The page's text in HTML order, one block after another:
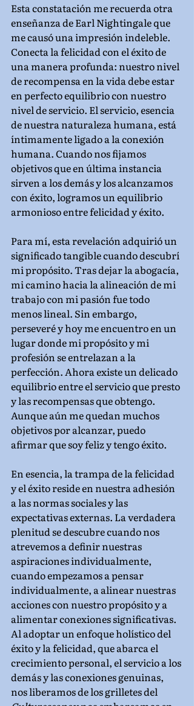
Esta constatación me recuerda otra
enseñanza de Earl Nightingale que
me causó una impresión indeleble.
Conecta la felicidad con el éxito de
una manera profunda: nuestro nivel
de recompensa en la vida debe estar
en perfecto equilibrio con nuestro
nivel de servicio. El servicio, esencia
de nuestra naturaleza humana, está
íntimamente ligado a la conexión
humana. Cuando nos fijamos
objetivos que en última instancia
sirven a los demás y los alcanzamos
con éxito, logramos un equilibrio
armonioso entre felicidad y éxito.
Para mí, esta revelación adquirió un
significado tangible cuando descubrí
mi propósito. Tras dejar la abogacía,
mi camino hacia la alineación de mi
trabajo con mi pasión fue todo
menos lineal. Sin embargo,
perseveré y hoy me encuentro en un
lugar donde mi propósito y mi
profesión se entrelazan a la
perfección. Ahora existe un delicado
equilibrio entre el servicio que presto
y las recompensas que obtengo.
Aunque aún me quedan muchos
objetivos por alcanzar, puedo
afirmar que soy feliz y tengo éxito.
En esencia, la trampa de la felicidad
y el éxito reside en nuestra adhesión
a las normas sociales y las
expectativas externas. La verdadera
plenitud se descubre cuando nos
atrevemos a definir nuestras
aspiraciones individualmente,
cuando empezamos a pensar
individualmente, a alinear nuestras
acciones con nuestro propósito y a
alimentar conexiones significativas.
Al adoptar un enfoque holístico del
éxito y la felicidad, que abarca el
crecimiento personal, el servicio a los
demás y las conexiones genuinas,
nos liberamos de los grilletes del